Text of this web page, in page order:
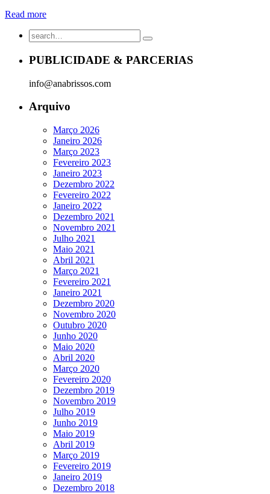
Read more
PUBLICIDADE & PARCERIAS
info@anabrissos.com
Arquivo
Março 2026
Janeiro 2026
Março 2023
Fevereiro 2023
Janeiro 2023
Dezembro 2022
Fevereiro 2022
Janeiro 2022
Dezembro 2021
Novembro 2021
Julho 2021
Maio 2021
Abril 2021
Março 2021
Fevereiro 2021
Janeiro 2021
Dezembro 2020
Novembro 2020
Outubro 2020
Junho 2020
Maio 2020
Abril 2020
Março 2020
Fevereiro 2020
Dezembro 2019
Novembro 2019
Julho 2019
Junho 2019
Maio 2019
Abril 2019
Março 2019
Fevereiro 2019
Janeiro 2019
Dezembro 2018